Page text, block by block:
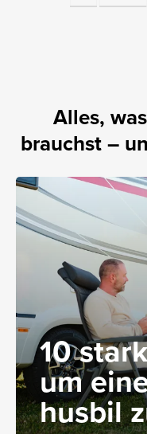
Alles,
brauchst –
10
um
husbil